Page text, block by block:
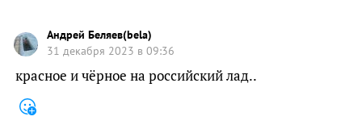
Андрей Беляев(bela)
31 декабря 2023 в 09:36
красное и чёрное на российский лад..